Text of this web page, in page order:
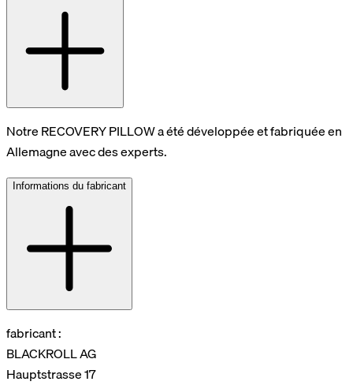
Notre RECOVERY PILLOW a été développée et fabriquée en
Allemagne avec des experts.
Informations du fabricant
fabricant :
BLACKROLL AG
Hauptstrasse 17